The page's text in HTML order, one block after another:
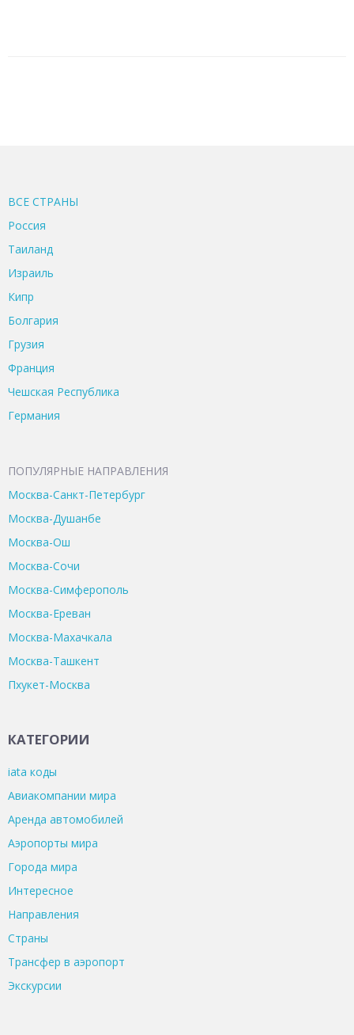
ВСЕ CТРАНЫ
Россия
Таиланд
Израиль
Кипр
Болгария
Грузия
Франция
Чешская Республика
Германия
ПОПУЛЯРНЫЕ НАПРАВЛЕНИЯ
Москва-Санкт-Петербург
Москва-Душанбе
Москва-Ош
Москва-Сочи
Москва-Симферополь
Москва-Ереван
Москва-Махачкала
Москва-Ташкент
Пхукет-Москва
КАТЕГОРИИ
iata коды
Авиакомпании мира
Аренда автомобилей
Аэропорты мира
Города мира
Интересное
Направления
Страны
Трансфер в аэропорт
Экскурсии